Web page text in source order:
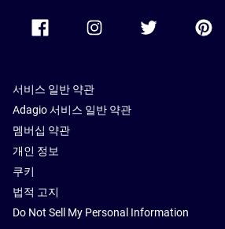
서비스 일반 약관
Adagio 서비스 일반 약관
멤버십 약관
개인 정보
쿠키
법적 고지
Do Not Sell My Personal Information